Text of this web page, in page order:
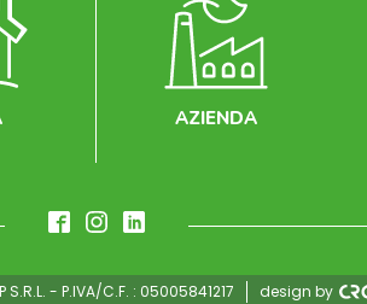
AZIENDA
S.R.L. - P.IVA/C.F. : 05005841217 design by